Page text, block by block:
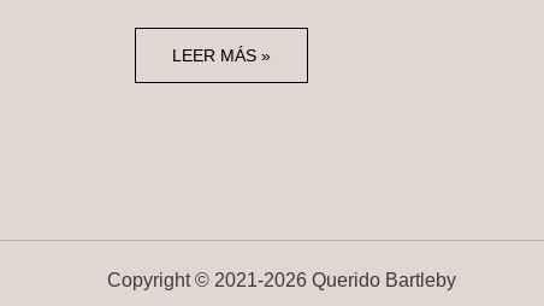
LEER MÁS »
Copyright © 2021-2026 Querido Bartleby